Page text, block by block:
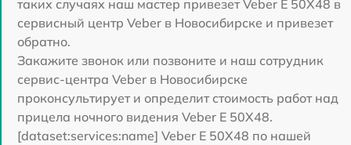
таких случаях наш мастер привезет Veber E 50X48 в
сервисный центр Veber в Новосибирске и привезет
обратно.
Закажите звонок или позвоните и наш сотрудник
сервис-центра Veber в Новосибирске
проконсультирует и определит стоимость работ над
прицела ночного видения Veber E 50X48.
[dataset:services:name] Veber E 50X48 по нашей